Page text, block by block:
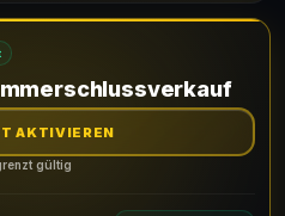
AKTIVIEREN
gültig